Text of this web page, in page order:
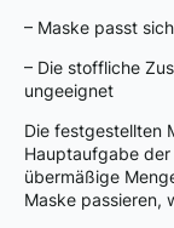
– Maske passt
– Die stoffliche
ungeeignet
Die festgestellten
Hauptaufgabe
übermäßige
Maske passieren,